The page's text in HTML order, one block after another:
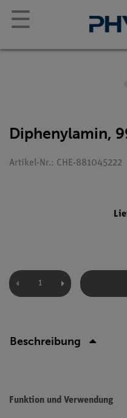
☰
Diphenylamin,
Artikel-Nr.: CHE-881045222
Beschreibung
Funktion und Verwendung